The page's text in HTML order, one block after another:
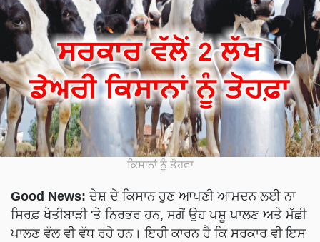
ਕਿਸਾਨਾਂ ਨੂੰ ਤੋਹਫ਼ਾ
Good News: ਦੇਸ਼ ਦੇ ਕਿਸਾਨ ਹੁਣ ਆਪਣੀ ਆਮਦਨ ਲਈ ਨਾ
ਸਿਰਫ਼ ਖੇਤੀਬਾੜੀ 'ਤੇ ਨਿਰਭਰ ਹਨ, ਸਗੋਂ ਉਹ ਪਸ਼ੂ ਪਾਲਣ ਅਤੇ ਮੱਛੀ
ਪਾਲਣ ਵੱਲ ਵੀ ਵੱਧ ਰਹੇ ਹਨ। ਇਹੀ ਕਾਰਨ ਹੈ ਕਿ ਸਰਕਾਰ ਵੀ ਇਸ